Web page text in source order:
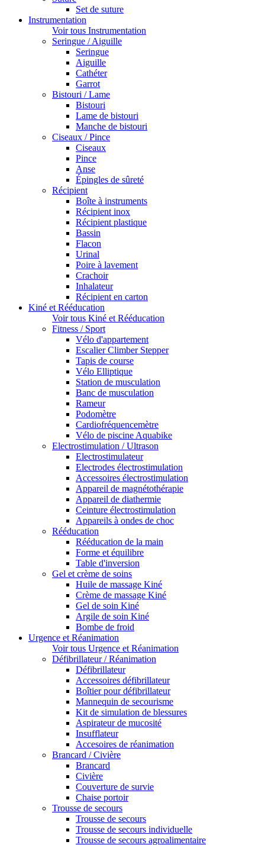
Set de suture
Instrumentation
Voir tous Instrumentation
Seringue / Aiguille
Seringue
Aiguille
Cathéter
Garrot
Bistouri / Lame
Bistouri
Lame de bistouri
Manche de bistouri
Ciseaux / Pince
Ciseaux
Pince
Anse
Épingles de sûreté
Récipient
Boîte à instruments
Récipient inox
Récipient plastique
Bassin
Flacon
Urinal
Poire à lavement
Crachoir
Inhalateur
Récipient en carton
Kiné et Rééducation
Voir tous Kiné et Rééducation
Fitness / Sport
Vélo d'appartement
Escalier Climber Stepper
Tapis de course
Vélo Elliptique
Station de musculation
Banc de musculation
Rameur
Podomètre
Cardiofréquencemètre
Vélo de piscine Aquabike
Electrostimulation / Ultrason
Electrostimulateur
Electrodes électrostimulation
Accessoires électrostimulation
Appareil de magnétothérapie
Appareil de diathermie
Ceinture électrostimulation
Appareils à ondes de choc
Rééducation
Rééducation de la main
Forme et équilibre
Table d'inversion
Gel et crème de soins
Huile de massage Kiné
Crème de massage Kiné
Gel de soin Kiné
Argile de soin Kiné
Bombe de froid
Urgence et Réanimation
Voir tous Urgence et Réanimation
Défibrillateur / Réanimation
Défibrillateur
Accessoires défibrillateur
Boîtier pour défibrillateur
Mannequin de secourisme
Kit de simulation de blessures
Aspirateur de mucosité
Insufflateur
Accesoires de réanimation
Brancard / Civière
Brancard
Civière
Couverture de survie
Chaise portoir
Trousse de secours
Trousse de secours
Trousse de secours individuelle
Trousse de secours agroalimentaire